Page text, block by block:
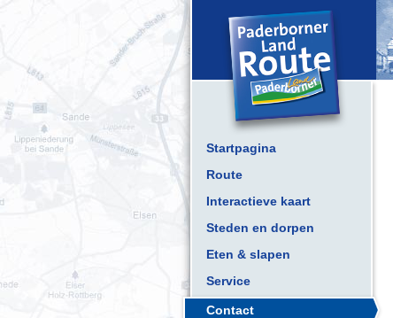
Startpagina
Route
Interactieve kaart
Steden en dorpen
Eten & slapen
Service
Contact